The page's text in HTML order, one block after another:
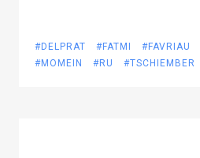
#DELPRAT #FATMI #FAVRIAU
#MOMEIN
#RU #TSCHIEMBER